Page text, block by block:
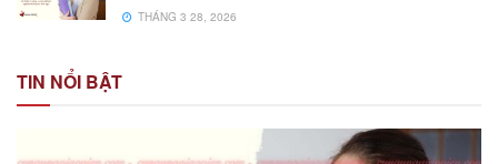
THÁNG 3 28, 2026
TIN NỔI BẬT